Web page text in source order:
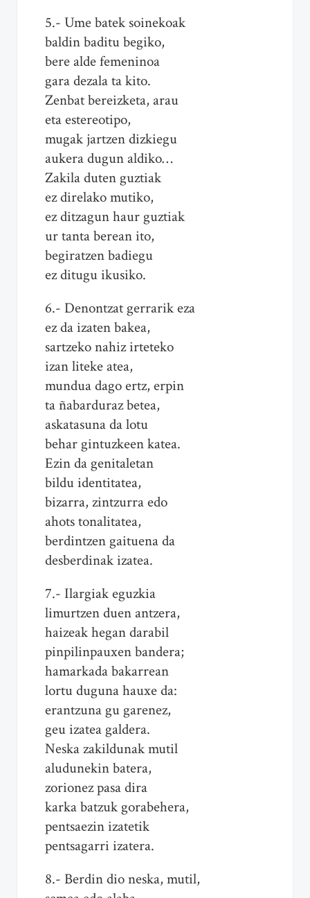
5.- Ume batek soinekoak
baldin baditu begiko,
bere alde femeninoa
gara dezala ta kito.
Zenbat bereizketa, arau
eta estereotipo,
mugak jartzen dizkiegu
aukera dugun aldiko…
Zakila duten guztiak
ez direlako mutiko,
ez ditzagun haur guztiak
ur tanta berean ito,
begiratzen badiegu
ez ditugu ikusiko.
6.- Denontzat gerrarik eza
ez da izaten bakea,
sartzeko nahiz irteteko
izan liteke atea,
mundua dago ertz, erpin
ta ñabarduraz betea,
askatasuna da lotu
behar gintuzkeen katea.
Ezin da genitaletan
bildu identitatea,
bizarra, zintzurra edo
ahots tonalitatea,
berdintzen gaituena da
desberdinak izatea.
7.- Ilargiak eguzkia
limurtzen duen antzera,
haizeak hegan darabil
pinpilinpauxen bandera;
hamarkada bakarrean
lortu duguna hauxe da:
erantzuna gu garenez,
geu izatea galdera.
Neska zakildunak mutil
aludunekin batera,
zorionez pasa dira
karka batzuk gorabehera,
pentsaezin izatetik
pentsagarri izatera.
8.- Berdin dio neska, mutil,